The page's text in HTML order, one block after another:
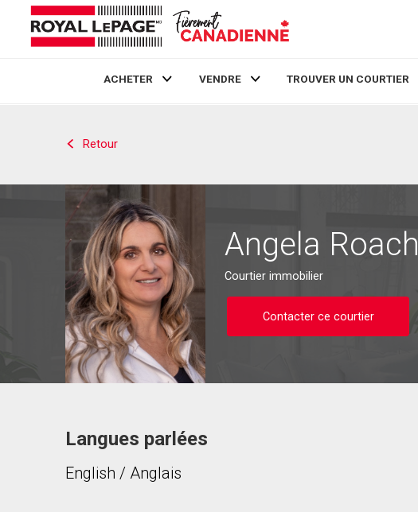
ACHETER VENDRE TROUVER UN COURTIER
Retour
Angela Roach
Courtier immobilier
Contacter ce courtier
Contacter ce courtier
Prénom
Langues parlées
English / Anglais